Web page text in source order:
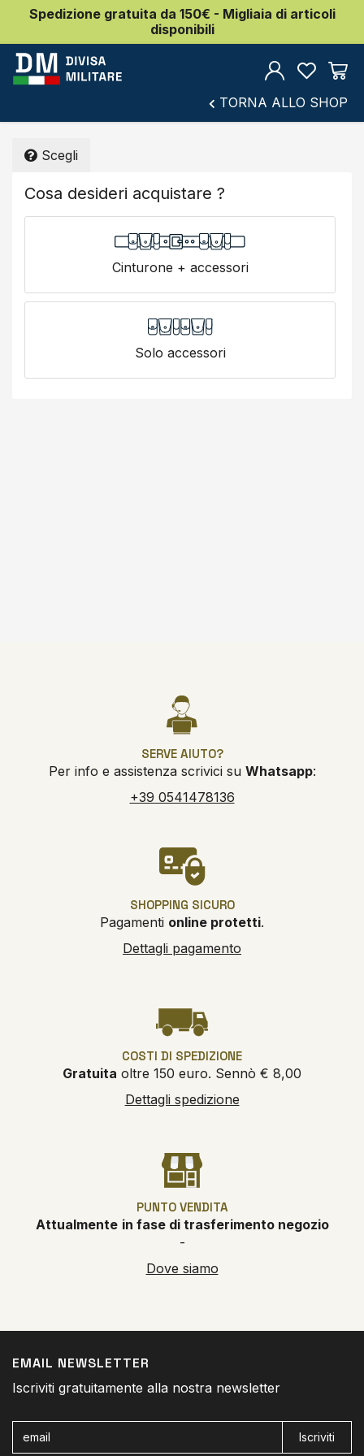
Spedizione gratuita da 150€ - Migliaia di articoli
disponibili
TORNA ALLO SHOP
Scegli
Cosa desideri acquistare ?
Cinturone + accessori
Solo accessori
SERVE AIUTO?
Per info e assistenza scrivici su Whatsapp:
+39 0541478136
SHOPPING SICURO
Pagamenti online protetti.
Dettagli pagamento
COSTI DI SPEDIZIONE
Gratuita oltre 150 euro. Sennò € 8,00
Dettagli spedizione
PUNTO VENDITA
Attualmente in fase di trasferimento negozio
-
Dove siamo
EMAIL NEWSLETTER
Iscriviti gratuitamente alla nostra newsletter
Iscriviti